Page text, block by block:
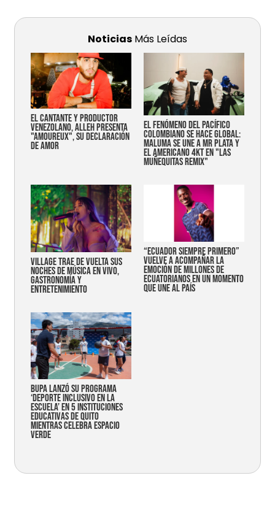
Noticias Más Leídas
EL CANTANTE Y PRODUCTOR
VENEZOLANO, ALLEH PRESENTA
"AMOUREUX", SU DECLARACIÓN
DE AMOR
EL FENÓMENO DEL PACÍFICO
COLOMBIANO SE HACE GLOBAL:
MALUMA SE UNE A MR PLATA Y
EL AMERICANO 4KT EN "LAS
MUÑEQUITAS REMIX"
Village trae de vuelta sus
noches de música en vivo,
gastronomía y
entretenimiento
“Ecuador siempre primero”
vuelve a acompañar la
emoción de millones de
ecuatorianos en un momento
que une al país
Bupa lanzó su programa
‘Deporte Inclusivo en la
Escuela’ en 5 instituciones
educativas de Quito
mientras celebra espacio
verde